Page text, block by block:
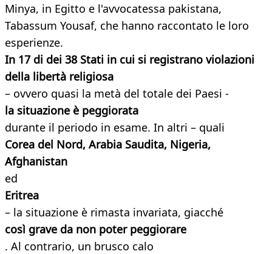
Minya, in Egitto e l'avvocatessa pakistana,
Tabassum Yousaf, che hanno raccontato le loro
esperienze.
In 17 di dei 38 Stati in cui si registrano violazioni
della libertà religiosa
– ovvero quasi la metà del totale dei Paesi -
la situazione è peggiorata
durante il periodo in esame. In altri – quali
Corea del Nord, Arabia Saudita, Nigeria,
Afghanistan
ed
Eritrea
– la situazione è rimasta invariata, giacché
così grave da non poter peggiorare
. Al contrario, un brusco calo